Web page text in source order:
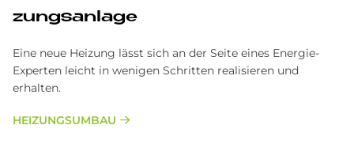
zungs­an­la­ge
Eine neue Heizung lässt sich an der Seite eines Energie-
Experten leicht in wenigen Schritten realisieren und
erhalten.
HEIZUNGSUMBAU